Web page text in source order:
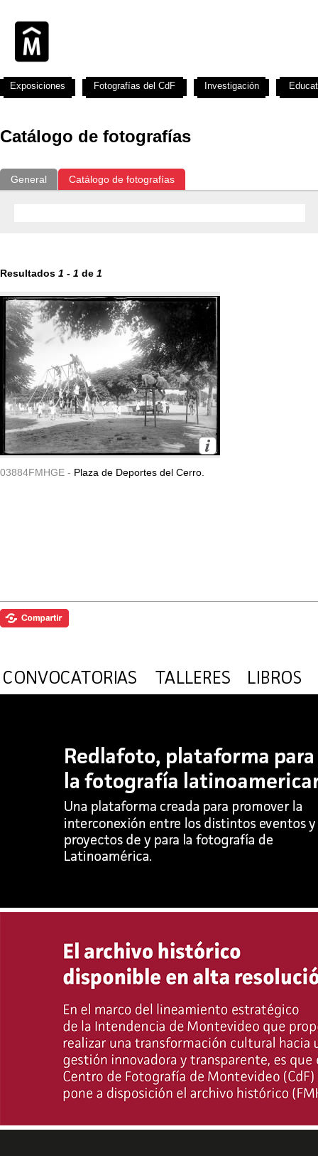
Catálogo de fotografías
General Catálogo de fotografías
Resultados 1 - 1 de 1
03884FMHGE - Plaza de Deportes del Cerro.
Exposiciones Fotografías del CdF Investigación